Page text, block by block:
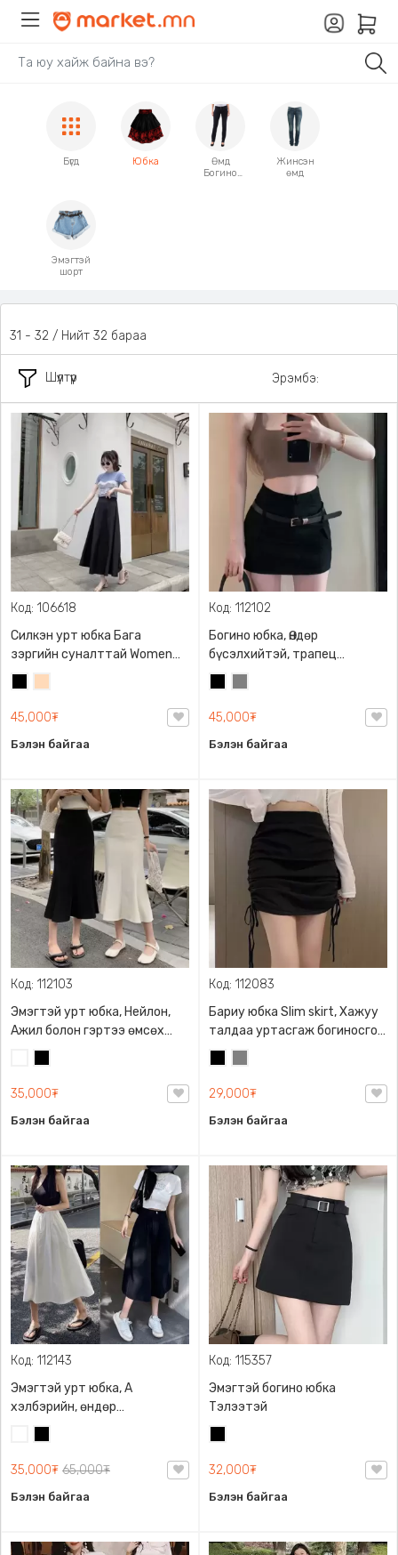
Бүгд Юбка
Өмд
Богино
Жинсэн
өмд
Эмэгтэй
шорт
Шүүлтүүр
31 - 32 / Нийт 32 бараа
Эрэмбэ:
Код: 106618
Силкэн урт юбка Бага
зэргийн суналттай Women
long skirt
45,000₮
Бэлэн байгаа
Код: 112102
Богино юбка, Өндөр
бүсэлхийтэй, трапец
хэлбэрийн, хар өнгийн
бүстэй, урд болон хажуудаа
халаастай
45,000₮
Бэлэн байгаа
Код: 112103
Эмэгтэй урт юбка, Нейлон,
Ажил болон гэртээ өмсөх
боломжтой, Цахилгаантай
35,000₮
Бэлэн байгаа
Код: 112083
Бариу юбка Slim skirt, Хажуу
талдаа уртасгаж богиносгох
таталтын уяатай
29,000₮
Бэлэн байгаа
Код: 112143
Эмэгтэй урт юбка, A
хэлбэрийн, өндөр
бэлхүүстэй, шилбэний
урттай
35,000₮ 65,000₮
Бэлэн байгаа
Код: 115357
Эмэгтэй богино юбка
Тэлээтэй
32,000₮
Бэлэн байгаа